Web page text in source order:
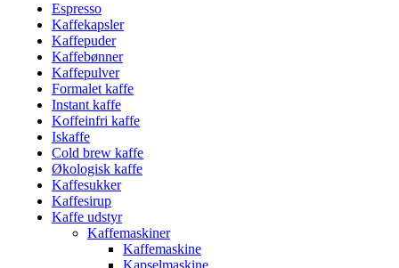
Espresso
Kaffekapsler
Kaffepuder
Kaffebønner
Kaffepulver
Formalet kaffe
Instant kaffe
Koffeinfri kaffe
Iskaffe
Cold brew kaffe
Økologisk kaffe
Kaffesukker
Kaffesirup
Kaffe udstyr
Kaffemaskiner
Kaffemaskine
Kapselmaskine